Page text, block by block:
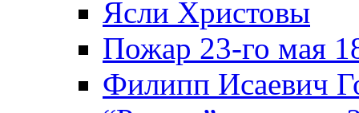
Ясли Христовы
Пожар 23-го мая
Филипп Исаевич